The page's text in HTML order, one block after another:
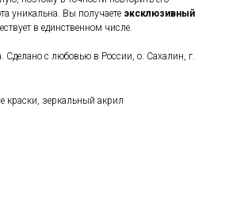
уникальна. Вы получаете эксклюзивный
в единственном числе.
Сделано с любовью в России, о. Сахалин, г.
краски, зеркальный акрил